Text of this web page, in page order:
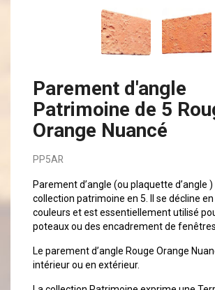
Parement d'angle
Patrimoine de 5
Orange Nuancé
PP5AR
Parement d’angle (ou plaquette d’angle )
collection patrimoine en 5. Il se décline
couleurs et est essentiellement utilisé
poteaux ou des encadrement de
Le parement d’angle Rouge Orange
intérieur ou en extérieur.